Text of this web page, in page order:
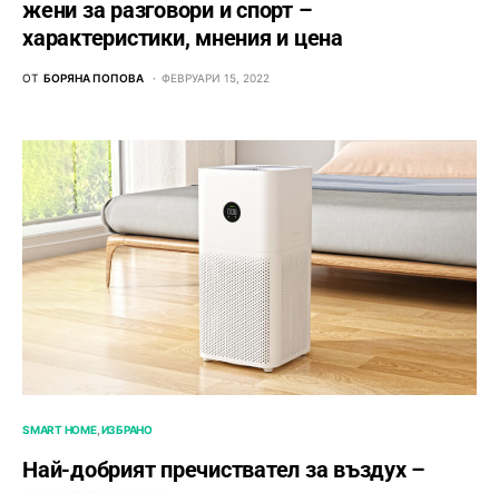
жени за разговори и спорт –
характеристики, мнения и цена
ОТ БОРЯНА ПОПОВА ФЕВРУАРИ 15, 2022
SMART HOME ИЗБРАНО
Най-добрият пречиствател за въздух –